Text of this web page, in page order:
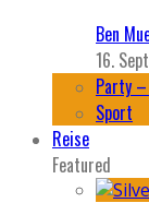
Ben
16.
Party
Sport
Reise
Featured